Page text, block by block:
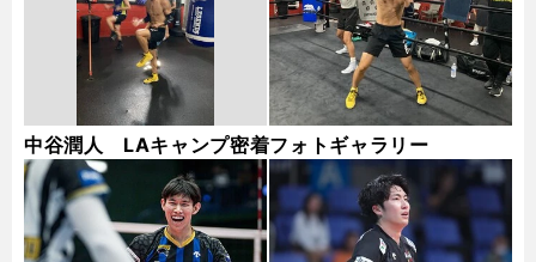
中谷潤人 LAキャンプ密着フォトギャラリー